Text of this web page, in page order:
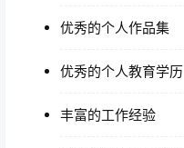
优秀的个人作品集
优秀的个人教育学历
丰富的工作经验